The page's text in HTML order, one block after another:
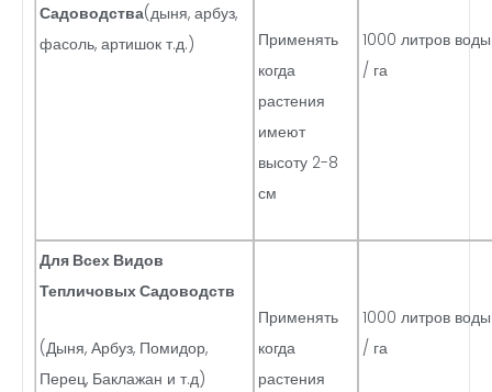
Садоводства(дыня, арбуз,
фасоль, артишок т.д.)
Применять
когда
растения
имеют
высоту 2-8
см
1000 литров
/ га
Для Всех Видов
Тепличовых Садоводств
(Дыня, Арбуз, Помидор,
Перец, Баклажан и т.д)
Применять
когда
растения
1000 литров
/ га